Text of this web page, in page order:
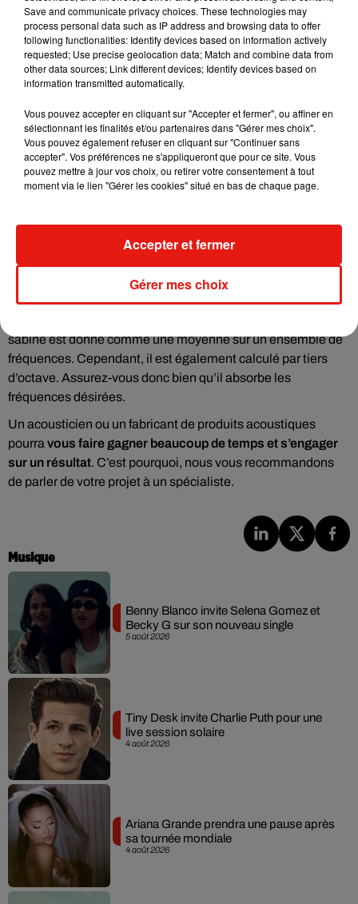
tendues n’ont pas de propriétés acoustiques.
Ces 2 types de produits permettent de traiter des fréquences
mediums et aigues. Pour absorber les basses fréquences, il
faudra vous tourner vers des bass traps.
Quelques points importants
Evaluer la qualité d’un produit acoustique n’est pas facile
quand on n’y pas connait pas grand-chose. Les fabricants
à 1. Voici la lecture qu’il faut en faire :
1 : le produit est totalement absorbant
Il convient également debien comprendre sur quelles
sabine est donné comme une moyenne sur un ensemble de
fréquences. Cependant, il est également calculé par tiers
d’octave. Assurez-vous donc bien qu’il absorbe les
fréquences désirées.
Un acousticien ou un fabricant de produits acoustiques
pourra vous faire gagner beaucoup de temps et s’engager
sur un résultat. C’est pourquoi, nous vous recommandons
de parler de votre projet à un spécialiste.
Musique
5 août 2026
Benny Blanco invite Selena Gomez et
Becky G sur son nouveau single
4 août 2026
Tiny Desk invite Charlie Puth pour une
live session solaire
4 août 2026
Ariana Grande prendra une pause après
sa tournée mondiale
Save and communicate privacy choices. These technologies may
process personal data such as IP address and browsing data to offer
following functionalities: Identify devices based on information actively
requested; Use precise geolocation data; Match and combine data from
other data sources; Link different devices; Identify devices based on
information transmitted automatically.
Vous pouvez accepter en cliquant sur "Accepter et fermer", ou affiner en
sélectionnant les finalités et/ou partenaires dans "Gérer mes choix".
Vous pouvez également refuser en cliquant sur "Continuer sans
accepter". Vos préférences ne s'appliqueront que pour ce site. Vous
pouvez mettre à jour vos choix, ou retirer votre consentement à tout
moment via le lien "Gérer les cookies" situé en bas de chaque page.
Gérer mes choix
Accepter et fermer